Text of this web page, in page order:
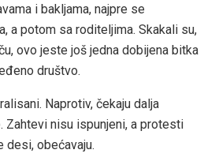
i bakljama, najpre se
a potom sa roditeljima. Skakali su,
ovo jeste još jedna dobijena bitka
društvo.
Naprotiv, čekaju dalja
Zahtevi nisu ispunjeni, a protesti
desi, obećavaju.